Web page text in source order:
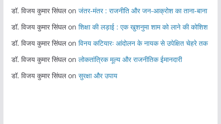
डॉ. विजय कुमार सिंघलon जंतर-मंतर : राजनीति और जन-आक्रोश का ताना-बाना
डॉ. विजय कुमार सिंघलon शिक्षा की लड़ाई : एक खुशनुमा शाम को लाने की कोशिश
डॉ. विजय कुमार सिंघलon विनय कटियारः आंदोलन के नायक से उपेक्षित चेहरे तक
डॉ. विजय कुमार सिंघलon लोकतांत्रिक मूल्य और राजनीतिक ईमानदारी
डॉ. विजय कुमार सिंघलon सुरक्षा और उपाय